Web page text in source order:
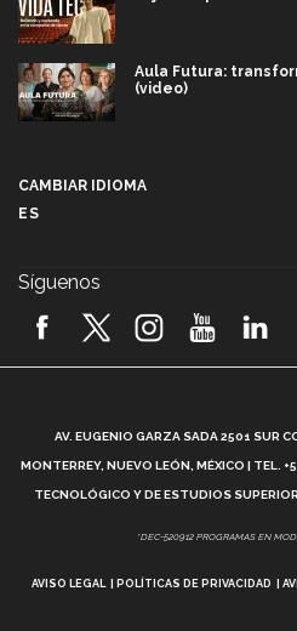
Aula Futura:
(video)
2026! (video)
¿Cómo es el Modelo
Vida Tec:
CAMBIAR IDIOMA
ES
Síguenos
AV. EUGENIO GARZA SADA 2501 SUR
MONTERREY, NUEVO LEÓN, MÉXICO |
TECNOLÓGICO Y DE ESTUDIOS
*DEC-520912 PROGRAMAS EN
AVISO LEGAL POLÍTICAS DE PRIVACIDAD